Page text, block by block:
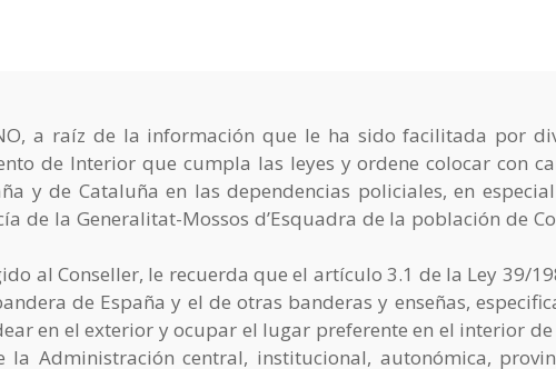
a raíz de la información que le ha sido facilitada por
de Interior que cumpla las leyes y ordene colocar con
y de Cataluña en las dependencias policiales, en
de la Generalitat-Mossos d’Esquadra de la población de
al Conseller, le recuerda que el artículo 3.1 de la Ley 39/
de España y el de otras banderas y enseñas,
en el exterior y ocupar el lugar preferente en el interior
la Administración central, institucional, autonómica,